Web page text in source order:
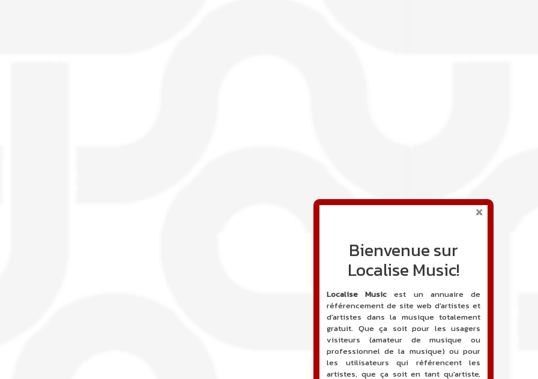
Bienvenue sur
Localise Music!
Localise Music est un annuaire de
référencement de site web d'artistes et
d'artistes dans la musique totalement
gratuit. Que ça soit pour les usagers
visiteurs (amateur de musique ou
professionnel de la musique) ou pour
les utilisateurs qui référencent les
artistes, que ça soit en tant qu'artiste,